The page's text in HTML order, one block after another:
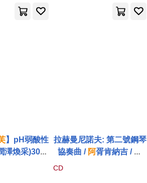
】pH弱酸性
澤煥采)30m
拉赫曼尼諾夫: 第二號鋼琴
協奏曲 / 阿胥肯納吉 / 鋼
琴.普列汶，指揮 / 倫敦交
CD